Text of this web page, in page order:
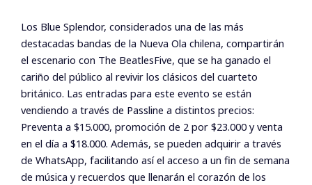
Los Blue Splendor, considerados una de las más
destacadas bandas de la Nueva Ola chilena, compartirán
el escenario con The BeatlesFive, que se ha ganado el
cariño del público al revivir los clásicos del cuarteto
británico. Las entradas para este evento se están
vendiendo a través de Passline a distintos precios:
Preventa a $15.000, promoción de 2 por $23.000 y venta
en el día a $18.000. Además, se pueden adquirir a través
de WhatsApp, facilitando así el acceso a un fin de semana
de música y recuerdos que llenarán el corazón de los